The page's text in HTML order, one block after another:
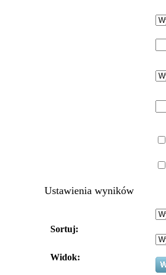
Ustawienia wyników
Sortuj:
Widok: